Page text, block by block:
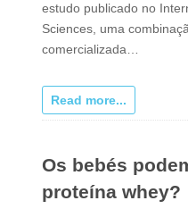
estudo publicado no
Sciences, uma
comercializada…
Read more...
Os bebés
proteína whey?